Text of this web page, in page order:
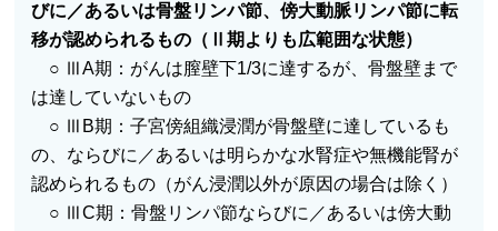
びに／あるいは骨盤リンパ節、傍大動脈リンパ節に転
移が認められるもの（Ⅱ期よりも広範囲な状態）
○ ⅢA期：がんは膣壁下1/3に達するが、骨盤壁まで
は達していないもの
○ ⅢB期：子宮傍組織浸潤が骨盤壁に達しているも
の、ならびに／あるいは明らかな水腎症や無機能腎が
認められるもの（がん浸潤以外が原因の場合は除く）
○ ⅢC期：骨盤リンパ節ならびに／あるいは傍大動